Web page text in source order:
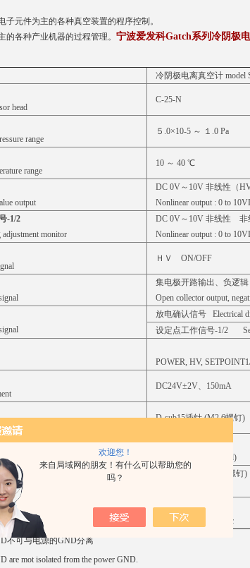
欢迎您！
来自局域网的朋友！有什么可以帮助您的
吗？
子元件为主的各种真空装置的程序控制。
的各种产业机器的过程管理。 宁波爱发科Gatch系列冷阴极
冷阴极电离真空计 model
head
C-25-N
range
５.0×10-5 ～ １.0 Pa
range
10 ～ 40 ℃
output
DC 0V～10V 非线性（
Nonlinear output : 0 to
-1/2
monitor
DC 0V～10V 非线性 非
Nonlinear output : 0 to
ＨＶ ON/OFF
集电极开路输出、负
Open collector output,
放电确认信号 Electrical
设定点工作信号-1/2
POWER, HV,
DC24V±2V、150mA
D-sub15插针 (M2.6螺钉)
330g(不包含规管)
(Excluding sensor head)
D-sub15 插头 (M2.6螺
使用说明书 1本
Instruction manual 1pc
不可与电源的GND分离
are mot isolated from the power GND.